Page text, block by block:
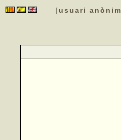
[ usuari anònim